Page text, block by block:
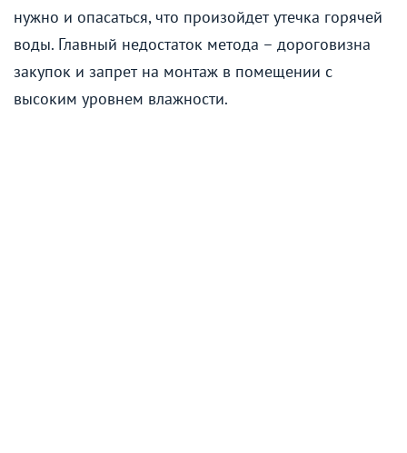
нужно и опасаться, что произойдет утечка горячей
воды. Главный недостаток метода – дороговизна
закупок и запрет на монтаж в помещении с
высоким уровнем влажности.